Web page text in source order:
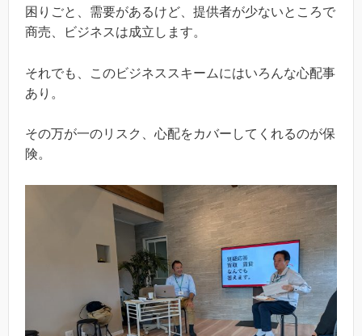
困りごと、需要があるけど、提供者が少ないところで
商売、ビジネスは成立します。
それでも、このビジネススキームにはいろんな心配事
あり。
その万が一のリスク、心配をカバーしてくれるのが保
険。